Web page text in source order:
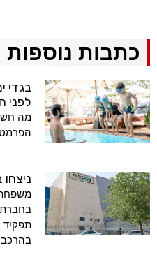
כתבות נוספות
בגדי
לפני
מה
משפחת
בחברת
תפקיד
בהרכב